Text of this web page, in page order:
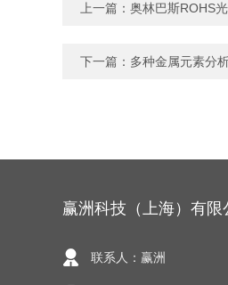
上一篇： 奥林巴斯ROHS
下一篇： 多种金属元素分
赢洲科技（上海）有限
联系人：赢洲